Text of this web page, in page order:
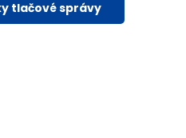
tlačové správy